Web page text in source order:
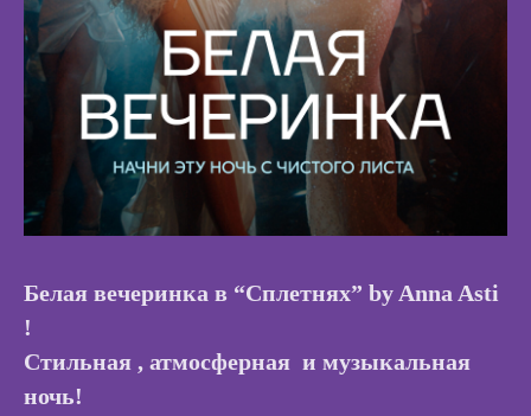
Белая вечеринка в “Сплетнях” by Anna Asti
!
Стильная , атмосферная и музыкальная
ночь!